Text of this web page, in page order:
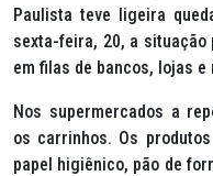
Paulista teve ligeira
sexta-feira, 20, a situação
em filas de bancos, lojas
Nos supermercados a
os carrinhos. Os
papel higiênico, pão de